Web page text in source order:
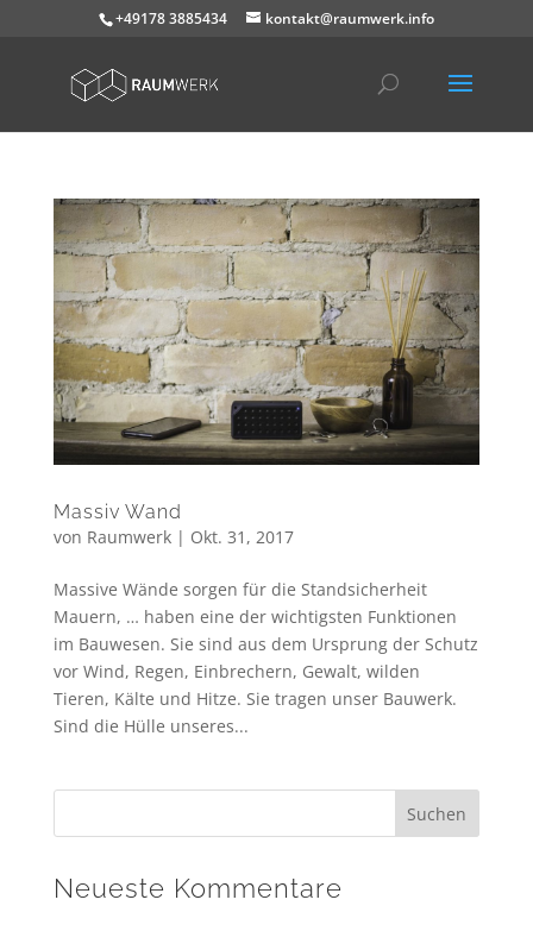
+49178 3885434 kontakt@raumwerk.info
Massiv Wand
von Raumwerk| Okt. 31, 2017
Massive Wände sorgen für die Standsicherheit
Mauern, … haben eine der wichtigsten Funktionen
im Bauwesen. Sie sind aus dem Ursprung der Schutz
vor Wind, Regen, Einbrechern, Gewalt, wilden
Tieren, Kälte und Hitze. Sie tragen unser Bauwerk.
Sind die Hülle unseres...
Neueste Kommentare